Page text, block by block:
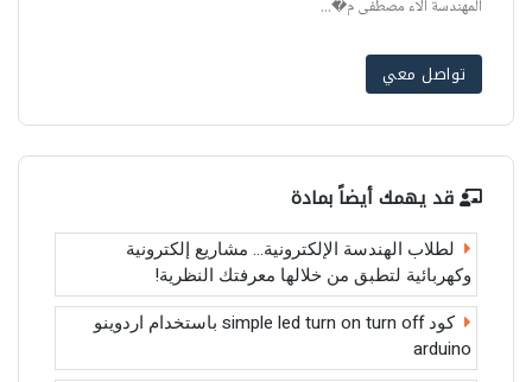
المهندسة آلاء مصطفى م�...
تواصل معي
قد يهمك أيضاً بمادة
لطلاب الهندسة الإلكترونية… مشاريع إلكترونية
وكهربائية لتطبق من خلالها معرفتك النظرية!
كود simple led turn on turn off باستخدام اردوينو
arduino